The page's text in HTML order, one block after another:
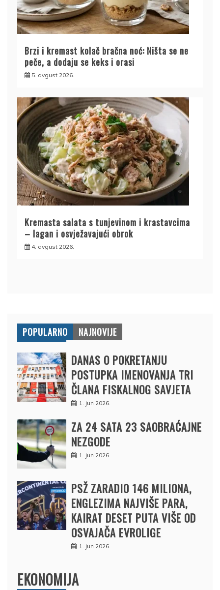
Brzi i kremast kolač bračna noć: Ništa se ne
peče, a dodaju se keks i orasi
5. avgust 2026.
Kremasta salata s tunjevinom i krastavcima
– lagan i osvježavajući obrok
4. avgust 2026.
POPULARNO NAJNOVIJE
DANAS O POKRETANJU
POSTUPKA IMENOVANJA TRI
ČLANA FISKALNOG SAVJETA
1. jun 2026.
ZA 24 SATA 23 SAOBRAĆAJNE
NEZGODE
1. jun 2026.
PSŽ ZARADIO 146 MILIONA,
ENGLEZIMA NAJVIŠE PARA,
KAIRAT DESET PUTA VIŠE OD
OSVAJAČA EVROLIGE
1. jun 2026.
EKONOMIJA